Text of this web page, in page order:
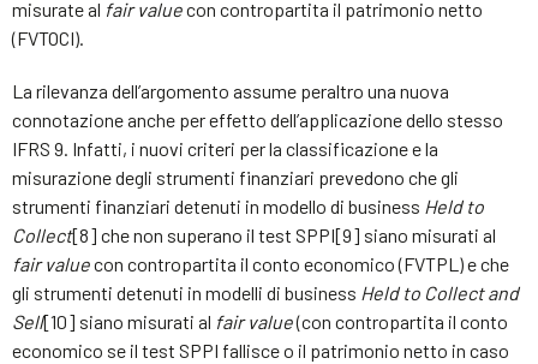
misurate al fair valuecon contropartita il patrimonio netto
(FVTOCI).
La rilevanza dell’argomento assume peraltro una nuova
connotazione anche per effetto dell’applicazione dello stesso
IFRS 9. Infatti, i nuovi criteri per la classificazione e la
misurazione degli strumenti finanziari prevedono che gli
strumenti finanziari detenuti in modello di business Held to
Collect[8] che non superano il test SPPI[9] siano misurati al
fair valuecon contropartita il conto economico (FVTPL) e che
gli strumenti detenuti in modelli di business Held to Collect and
Sell[10] siano misurati al fair value(con contropartita il conto
economico se il test SPPI fallisce o il patrimonio netto in caso